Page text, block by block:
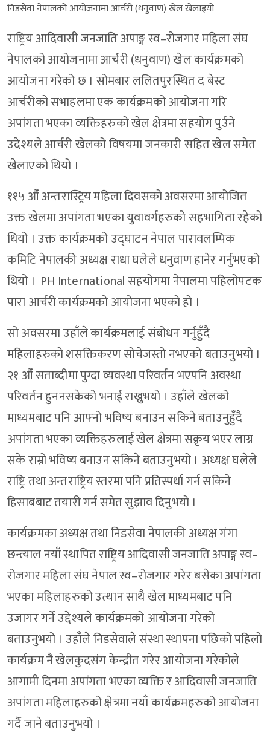
निडसेवा नेपालको आयोजनामा आर्चरी (धनुवाण) खेल खेलाइयो
राष्ट्रिय आदिवासी जनजाति अपाङ्ग स्व–रोजगार महिला संघ
नेपालको आयोजनामा आर्चरी (धनुवाण) खेल कार्यक्रमको
आयोजना गरेको छ । सोमबार ललितपुरस्थित द बेस्ट
आर्चरीको सभाहलमा एक कार्यक्रमको आयोजना गरि
अपांगता भएका व्यक्तिहरुको खेल क्षेत्रमा सहयोग पुर्उने
उदेश्यले आर्चरी खेलको विषयमा जनकारी सहित खेल समेत
खेलाएको थियो ।
११५ औँ अन्तरास्ट्रिय महिला दिवसको अवसरमा आयोजित
उक्त खेलमा अपांगता भएका युवावर्गहरुको सहभागिता रहेको
थियो । उक्त कार्यक्रमको उद्घाटन नेपाल पारावलम्पिक
कमिटि नेपालकी अध्यक्ष राधा घलेले धनुवाण हानेर गर्नुभएको
थियो । PH Internationalसहयोगमा नेपालमा पहिलोपटक
पारा आर्चरी कार्यक्रमको आयोजना भएको हो ।
सो अवसरमा उहाँले कार्यक्रमलाई संबोधन गर्नुहुँदै
महिलाहरुको शसक्तिकरण सोचेजस्तो नभएको बताउनुभयो ।
२१ औँ सताब्दीमा पुग्दा व्यवस्था परिवर्तन भएपनि अवस्था
परिवर्तन हुननसकेको भनाई राख्नुभयो । उहाँले खेलको
माध्यमबाट पनि आफ्नो भविष्य बनाउन सकिने बताउनुहुँदै
अपांगता भएका व्यक्तिहरुलाई खेल क्षेत्रमा सक्रृय भएर लाग्न
सके राम्रो भविष्य बनाउन सकिने बताउनुभयो । अध्यक्ष घलेले
राष्ट्रि तथा अन्तराष्ट्रिय स्तरमा पनि प्रतिस्पर्धा गर्न सकिने
हिसाबबाट तयारी गर्न समेत सुझाव दिनुभयो ।
कार्यक्रमका अध्यक्ष तथा निडसेवा नेपालकी अध्यक्ष गंगा
छन्त्याल नयाँ स्थापित राष्ट्रिय आदिवासी जनजाति अपाङ्ग स्व–
रोजगार महिला संघ नेपाल स्व–रोजगार गरेर बसेका अपांगता
भएका महिलाहरुको उत्थान साथै खेल माध्यमबाट पनि
उजागर गर्ने उद्देश्यले कार्यक्रमको आयोजना गरेको
बताउनुभयो । उहाँले निडसेवाले संस्था स्थापना पछिको पहिलो
कार्यक्रम नै खेलकुदसंग केन्द्रीत गरेर आयोजना गरेकोले
आगामी दिनमा अपांगता भएका व्यक्ति र आदिवासी जनजाति
अपांगता महिलाहरुको क्षेत्रमा नयाँ कार्यक्रमहरुको आयोजना
गर्दै जाने बताउनुभयो ।